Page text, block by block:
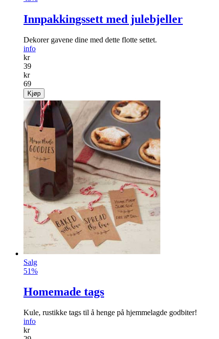
Innpakkingssett med julebjeller
Dekorer gavene dine med dette flotte settet.
info
kr
39
kr
69
Kjøp
Salg
51%
Homemade tags
Kule, rustikke tags til å henge på hjemmelagde godbiter!
info
kr